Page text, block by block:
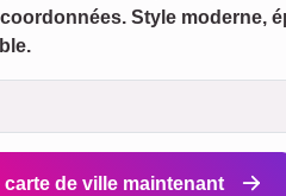
Style moderne,
carte de ville maintenant